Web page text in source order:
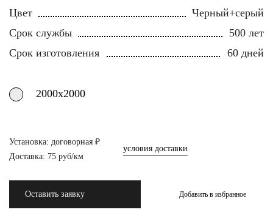
Цвет
Черный+серый
Срок службы
500 лет
Срок изготовления
60 дней
2000х2000
Установка: договорная ₽
Доставка: 75 руб/км
условия доставки
Оставить заявку Добавить в избранное